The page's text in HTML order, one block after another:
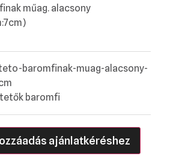
műag. alacsony
baromfinak-muag-alacsony-
baromfi
ajánlatkéréshez